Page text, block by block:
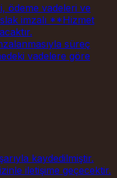
ödeme vadeleri ve
imzalı **Hizmet
süreç
vadelere göre
kaydedilmiştir.
iletişime geçecektir.